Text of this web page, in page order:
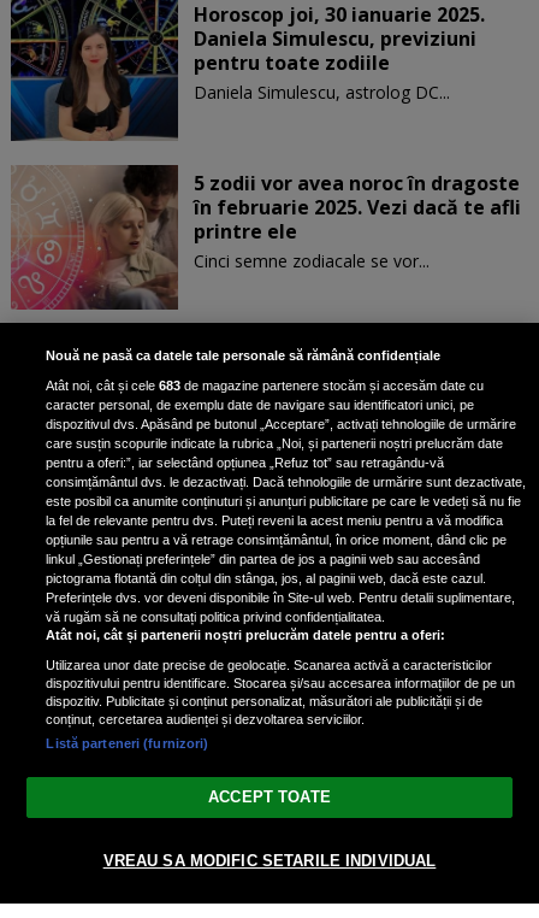
Horoscop joi, 30 ianuarie 2025.
Daniela Simulescu, previziuni
pentru toate zodiile
Daniela Simulescu, astrolog DC...
5 zodii vor avea noroc în dragoste
în februarie 2025. Vezi dacă te afli
printre ele
Cinci semne zodiacale se vor...
Patru zodii primesc un mesaj
special de la Univers pe 30
ianuarie. Vezi dacă te afli printre
ele
3 zodii ale căror dorințe devin
realitate pe 29 ianuarie 2025. Vezi
dacă te afli printre cei norocoși
Nouă ne pasă ca datele tale personale să rămână confidențiale
Atât noi, cât și cele683 de magazine partenere stocăm și accesăm date cu
caracter personal, de exemplu date de navigare sau identificatori unici, pe
dispozitivul dvs. Apăsând pe butonul „Acceptare”, activați tehnologiile de urmărire
care susțin scopurile indicate la rubrica „Noi, și partenerii noștri prelucrăm date
pentru a oferi:”, iar selectând opțiunea „Refuz tot” sau retragându-vă
consimțământul dvs. le dezactivați. Dacă tehnologiile de urmărire sunt dezactivate,
este posibil ca anumite conținuturi și anunțuri publicitare pe care le vedeți să nu fie
la fel de relevante pentru dvs. Puteți reveni la acest meniu pentru a vă modifica
opțiunile sau pentru a vă retrage consimțământul, în orice moment, dând clic pe
linkul „Gestionați preferințele” din partea de jos a paginii web sau accesând
pictograma flotantă din colțul din stânga, jos, al paginii web, dacă este cazul.
Preferințele dvs. vor deveni disponibile în Site-ul web. Pentru detalii suplimentare,
vă rugăm să ne consultați politica privind confidențialitatea.
Atât noi, cât și partenerii noștri prelucrăm datele pentru a oferi:
Utilizarea unor date precise de geolocație. Scanarea activă a caracteristicilor
dispozitivului pentru identificare. Stocarea și/sau accesarea informațiilor de pe un
dispozitiv. Publicitate și conținut personalizat, măsurători ale publicității și de
conținut, cercetarea audienței și dezvoltarea serviciilor.
Listă parteneri (furnizori)
ACCEPT TOATE
VREAU SA MODIFIC SETARILE INDIVIDUAL